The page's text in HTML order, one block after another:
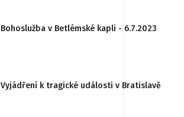
Bohoslužba v Betlémské kapli - 6.7.2023
Vyjádření k tragické události v Bratislavě